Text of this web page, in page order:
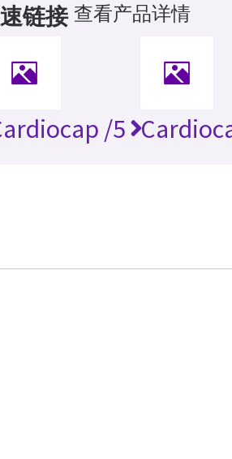
链接 查看产品详情
/5